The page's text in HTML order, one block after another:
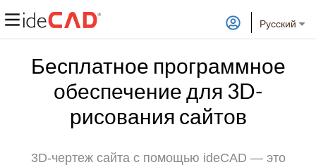
Русский
Бесплатное программное
обеспечение для 3D-
рисования сайтов
3D-чертеж сайта с помощью ideCAD — это